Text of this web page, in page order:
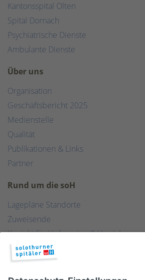
Kantonsspital Olten
Spital Dornach
Psychiatrische Dienste
Ambulante Dienste
Über uns
Organisation
Geschäftsbericht 2025
Medienstelle
Qualität
Publikationen & Links
Partner
Rund um die soH
Lagepläne Standorte
Zuweisende
Kontakt für Lieferanten &
Zentralwäscherei
HEBSORG
Spital Club